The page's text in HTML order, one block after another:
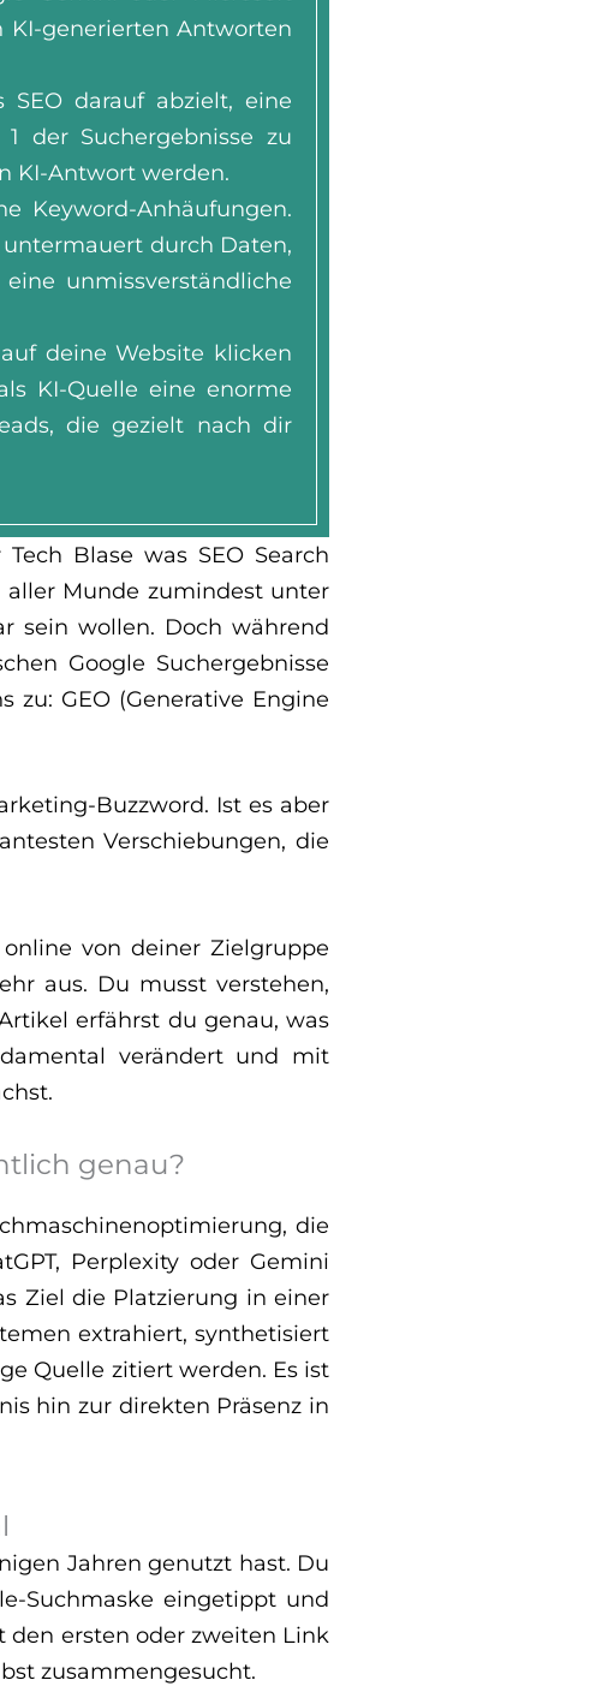
generierten Antworten
SEO darauf abzielt, eine
der Suchergebnisse zu
KI-Antwort werden.
Keyword-Anhäufungen.
durch Daten,
unmissverständliche
deine Website klicken
KI-Quelle eine enorme
die gezielt nach dir
Blase was SEO Search
Munde zumindest unter
sein wollen. Doch während
Google Suchergebnisse
GEO (Generative Engine
Buzzword. Ist es aber
Verschiebungen, die
von deiner Zielgruppe
aus. Du musst verstehen,
erfährst du genau, was
verändert und mit
genau?
die
Perplexity oder Gemini
Ziel die Platzierung in einer
extrahiert, synthetisiert
Quelle zitiert werden. Es ist
hin zur direkten Präsenz in
Jahren genutzt hast. Du
Suchmaske eingetippt und
den ersten oder zweiten Link
zusammengesucht.